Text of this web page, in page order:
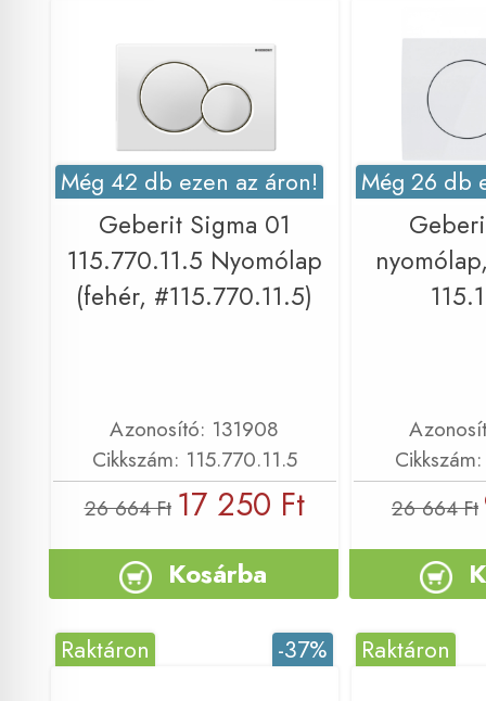
Még 42 db ezen az áron!
Geberit Sigma 01
115.770.11.5 Nyomólap
(fehér, #115.770.11.5)
Azonosító: 131908
Cikkszám: 115.770.11.5
26 664 Ft 17 250 Ft
Kosárba
Még 26 db
26 664 Ft
-37%
Raktáron Raktáron